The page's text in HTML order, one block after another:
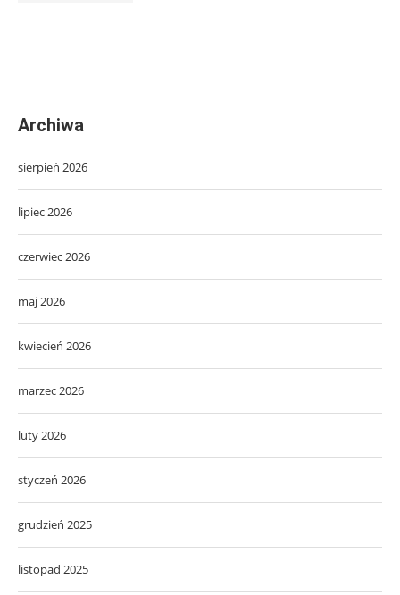
Archiwa
sierpień 2026
lipiec 2026
czerwiec 2026
maj 2026
kwiecień 2026
marzec 2026
luty 2026
styczeń 2026
grudzień 2025
listopad 2025